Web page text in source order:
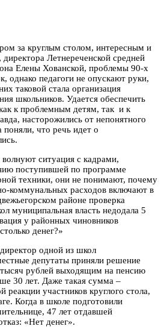
за круглым столом, интересным и
Летнереченской средней
Елены Хованской, проблемы 90-х
однако педагоги не опускают руки,
таковой стала организация
школьников. Удается обеспечить
к проблемным детям, так и к
насторожились от непонятного
поняли, что речь идет о
ситуация с кадрами,
поступившей по программе
техники, они не понимают, почему
коммунальных расходов включают в
районе проверка
муниципальная власть недодала 5
у районных чиновников
денег?»
одной из школ
депутаты приняли решение
рублей выходящим на пенсию
30 лет. Даже такая сумма –
участников круглого стола,
Когда в школе подготовили
47 лет отдавшей
«Нет денег».